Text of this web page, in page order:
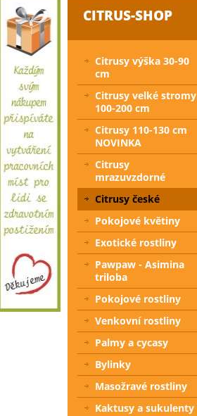
CITRUS-SHOP
Citrusy výška 30-90
cm
Citrusy velké stromy
100-200 cm
Citrusy 110-130 cm
NOVINKA
Citrusy
mrazuvzdorné
Citrusy české
Pokojové květiny
Exotické rostliny
Pawpaw - Asimina
triloba
Pokojové rostliny
Venkovní rostliny
Palmy a cycasy
Bylinky
Masožravé rostliny
Kaktusy a sukulenty